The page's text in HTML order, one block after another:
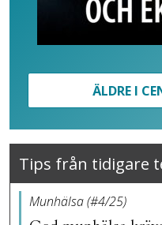
ÄLDRE I
Tips från tidigare
Munhälsa (#4/25)